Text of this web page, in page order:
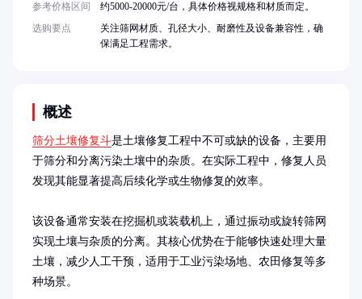
概述
筛分土壤修复斗是土壤修复工程中不可或缺的设备，主要用
于筛分和分离污染土壤中的杂质。在实际工程中，修复人员
发现其能显著提高后续化学或生物修复的效率。
该设备通常安装在挖掘机或装载机上，通过振动或旋转筛网
实现土壤与杂质的分离。其核心优势在于能够快速处理大量
土壤，减少人工干预，适用于工业污染场地、农田修复等多
种场景。
参考价格区间
约5000-20000元/台，具体价格视规格和材质而定。
选购要点
关注筛网材质、孔径大小、耐磨性及设备兼容性，确
保满足工程需求。